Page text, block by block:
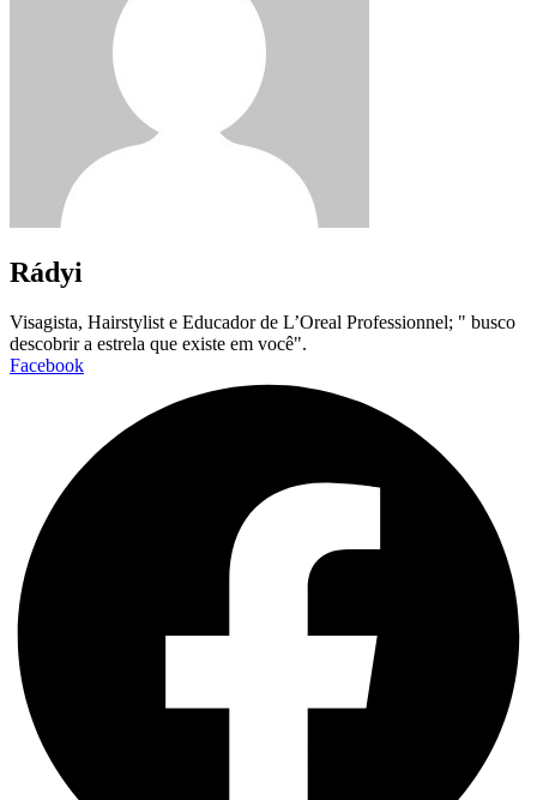
Rádyi
Visagista, Hairstylist e Educador de L’Oreal Professionnel; " busco
descobrir a estrela que existe em você".
Facebook